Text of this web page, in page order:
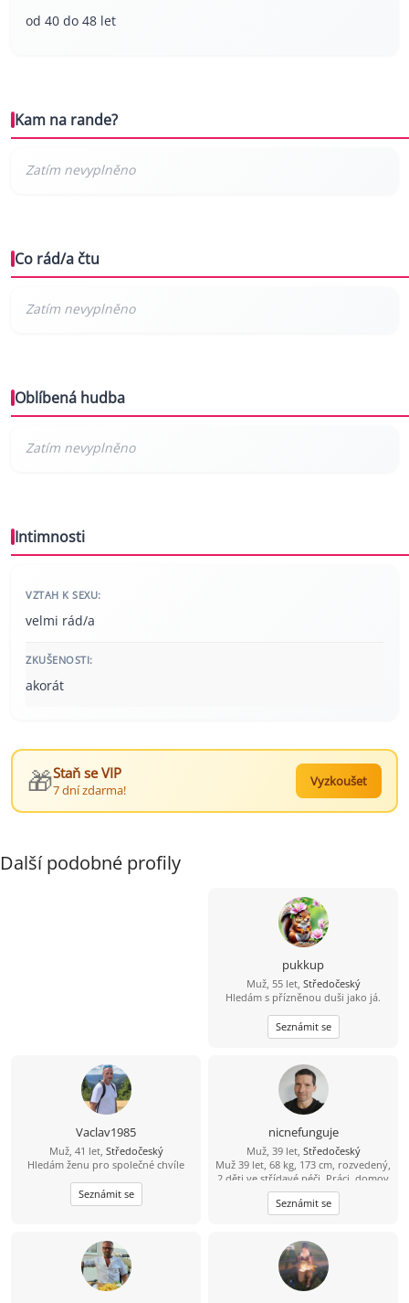
od 40 do 48 let
Kam na rande?
Co rád/a čtu
Oblíbená hudba
Intimnosti
VZTAH K SEXU:
velmi rád/a
ZKUŠENOSTI:
akorát
🎁Staň se VIP
7 dní zdarma!
Vyzkoušet
Další podobné profily
pukkup
Muž, 55 let, Středočeský
Hledám s přízněnou duši jako já.
Seznámit se
Vaclav1985
Muž, 41 let, Středočeský
Hledám ženu pro společné chvíle
Seznámit se
nicnefunguje
Muž, 39 let, Středočeský
Muž 39 let, 68 kg, 173 cm, rozvedený,
2 děti ve střídavé péči. Práci, domov
mám. O sebe a o děti se dokážu
postarat. Jen mi chybí ta druhá
sympatická polovička, ženského
Seznámit se